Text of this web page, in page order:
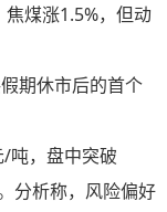
焦煤涨1.5%，但动
期休市后的首个
吨，盘中突破
分析称，风险偏好